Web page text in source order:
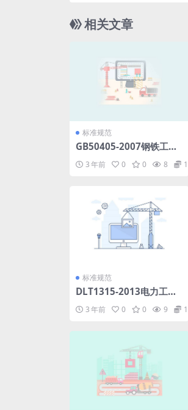
相关文章
标准规范
GB50405-2007钢铁工业
资源综合利用设计规范.PD
F 3 年前 0 0 8
标准规范
DLT1315-2013电力工程
条件.pdf
3 年前 0 0 9